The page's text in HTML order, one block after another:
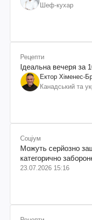
Шеф-кухар
Рецепти
Ідеальна вечеря за
Ектор Хіменес-
Канадський та
Соціум
Можуть серйозно
категорично
23.07.2026 15:16